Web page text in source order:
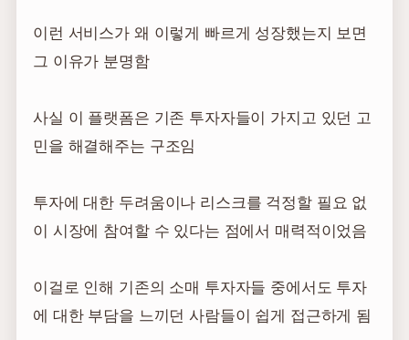
이런 서비스가 왜 이렇게 빠르게 성장했는지 보면
그 이유가 분명함
사실 이 플랫폼은 기존 투자자들이 가지고 있던 고
민을 해결해주는 구조임
투자에 대한 두려움이나 리스크를 걱정할 필요 없
이 시장에 참여할 수 있다는 점에서 매력적이었음
이걸로 인해 기존의 소매 투자자들 중에서도 투자
에 대한 부담을 느끼던 사람들이 쉽게 접근하게 됨